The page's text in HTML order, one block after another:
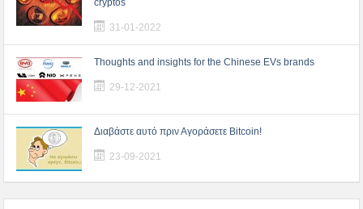
cryptos
31-01-2022
Thoughts and insights for the Chinese EVs brands
29-12-2021
Διαβάστε αυτό πριν Αγοράσετε Bitcoin!
23-09-2021